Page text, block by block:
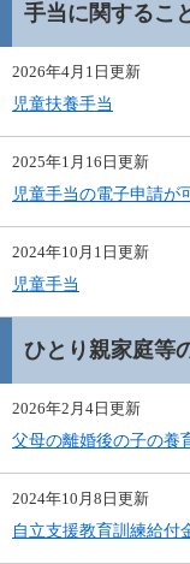
手当に関するこ
2026年4月1日更新
児童扶養手当
2025年1月16日更新
児童手当の電子申請が
2024年10月1日更新
児童手当
ひとり親家庭等
2026年2月4日更新
父母の離婚後の子の養
2024年10月8日更新
自立支援教育訓練給付